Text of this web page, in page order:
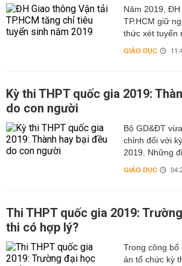
Năm 2019,
TP.HCM giữ
thức xét tuyển
GIÁO DỤC
Kỳ thi THPT quốc gia 2019:
do con người
Bộ GD&ĐT
chỉnh đối với
2019. Những
GIÁO DỤC
Thi THPT quốc gia 2019:
thi có hợp lý?
Trong công
án tổ chức kỳ